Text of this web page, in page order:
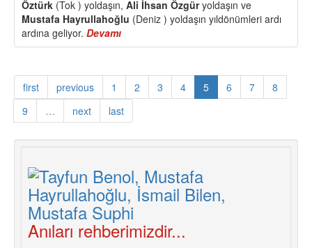
Öztürk (Tok ) yoldaşın, Ali İhsan Özgüryoldaşın ve
Mustafa Hayrullahoğlu (Deniz ) yoldaşın yıldönümleri ardı
ardına geliyor. Devamı
Bilen,
Tok,
Özgür,
Deniz
Yoldaşlar
Yaşıyor
first previous 1 2 3 4 5 6 7
8
9
… next last
Anıları rehberimizdir...